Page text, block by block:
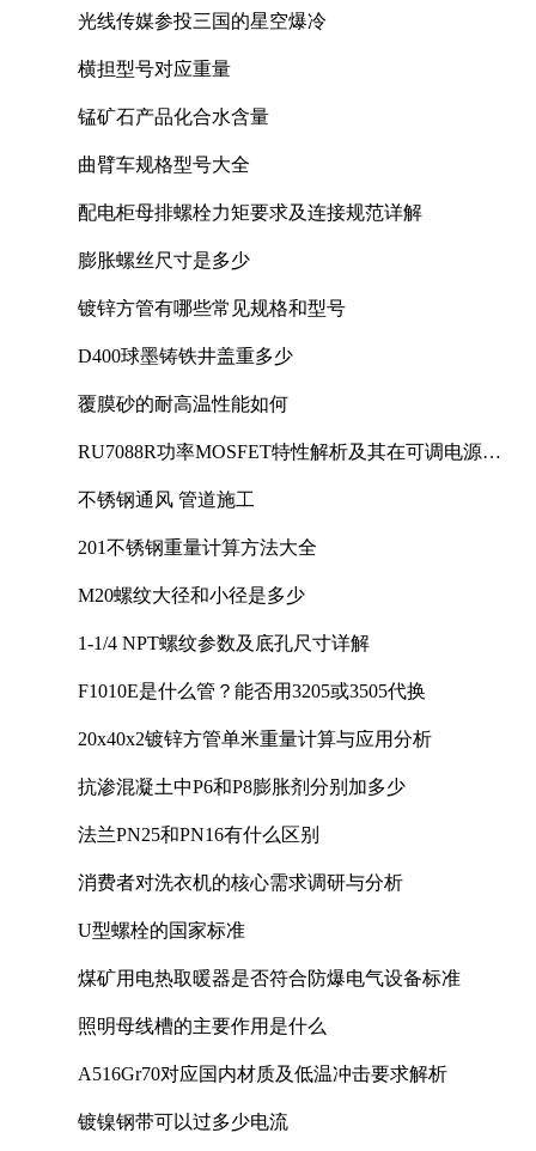
光线传媒参投三国的星空爆冷
横担型号对应重量
锰矿石产品化合水含量
曲臂车规格型号大全
配电柜母排螺栓力矩要求及连接规范详解
膨胀螺丝尺寸是多少
镀锌方管有哪些常见规格和型号
D400球墨铸铁井盖重多少
覆膜砂的耐高温性能如何
RU7088R功率MOSFET特性解析及其在可调电源设
不锈钢通风 管道施工
201不锈钢重量计算方法大全
M20螺纹大径和小径是多少
1-1/4 NPT螺纹参数及底孔尺寸详解
F1010E是什么管？能否用3205或3505代换
20x40x2镀锌方管单米重量计算与应用分析
抗渗混凝土中P6和P8膨胀剂分别加多少
法兰PN25和PN16有什么区别
消费者对洗衣机的核心需求调研与分析
U型螺栓的国家标准
煤矿用电热取暖器是否符合防爆电气设备标准
照明母线槽的主要作用是什么
A516Gr70对应国内材质及低温冲击要求解析
镀镍钢带可以过多少电流